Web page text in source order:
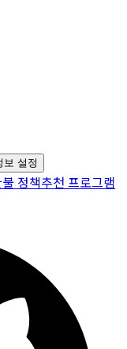
보 설정
정책추천 프로그램